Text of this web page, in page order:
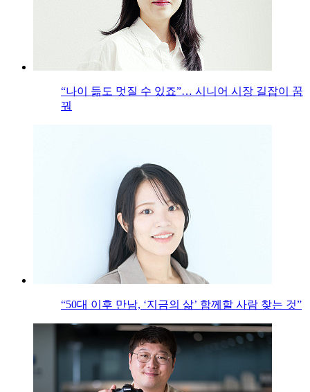
“나이 듦도 멋질 수 있죠”… 시니어 시장 길잡이 꿈
꿔
“50대 이후 만남, ‘지금의 삶’ 함께할 사람 찾는 것”